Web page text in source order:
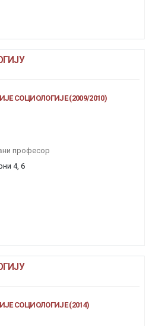
СОЦИОЛОГИЈЕ (2009/2010)
професор
4, 6
СОЦИОЛОГИЈЕ (2014)